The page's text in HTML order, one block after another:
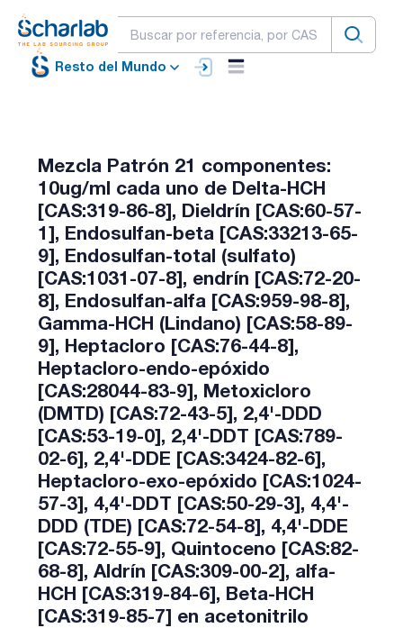
Resto del Mundo
Mezcla Patrón 21 componentes:
10ug/ml cada uno de Delta-HCH
[CAS:319-86-8], Dieldrín [CAS:60-57-
1], Endosulfan-beta [CAS:33213-65-
9], Endosulfan-total (sulfato)
[CAS:1031-07-8], endrín [CAS:72-20-
8], Endosulfan-alfa [CAS:959-98-8],
Gamma-HCH (Lindano) [CAS:58-89-
9], Heptacloro [CAS:76-44-8],
Heptacloro-endo-epóxido
[CAS:28044-83-9], Metoxicloro
(DMTD) [CAS:72-43-5], 2,4'-DDD
[CAS:53-19-0], 2,4'-DDT [CAS:789-
02-6], 2,4'-DDE [CAS:3424-82-6],
Heptacloro-exo-epóxido [CAS:1024-
57-3], 4,4'-DDT [CAS:50-29-3], 4,4'-
DDD (TDE) [CAS:72-54-8], 4,4'-DDE
[CAS:72-55-9], Quintoceno [CAS:82-
68-8], Aldrín [CAS:309-00-2], alfa-
HCH [CAS:319-84-6], Beta-HCH
[CAS:319-85-7] en acetonitrilo